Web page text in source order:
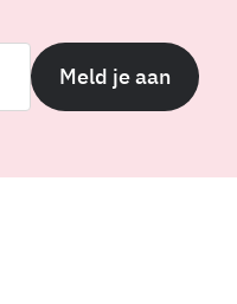
Meld je aan